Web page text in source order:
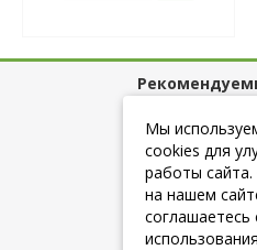
Полезные
+7 (925)
Мы
cookies для
работы сайта.
на нашем
соглашаетесь